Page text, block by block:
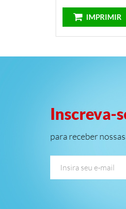
IMPRIMIR
Inscreva-
para receber